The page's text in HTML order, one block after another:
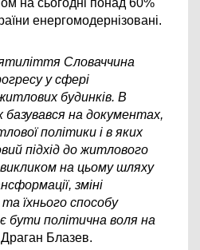
на сьогодні понад 60%
енергомодернізовані.
Словаччина
у сфері
будинків. В
базувався на документах,
політики і в яких
підхід до житлового
на цьому шляху
зміні
їхнього способу
бути політична воля на
Блазев.